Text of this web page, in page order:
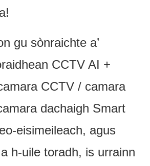
gu sònraichte a’
CCTV AI +
CCTV / camara
dachaigh Smart
eisimeileach, agus
h-uile toradh, is urrainn